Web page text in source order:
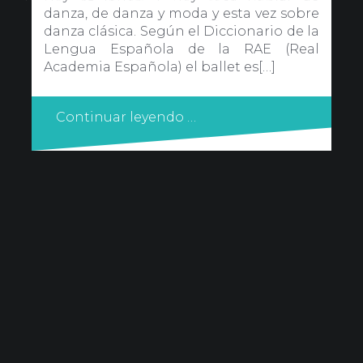
danza, de danza y moda y esta vez sobre
danza clásica. Según el Diccionario de la
Lengua Española de la RAE (Real
Academia Española) el ballet es[…]
Continuar leyendo …